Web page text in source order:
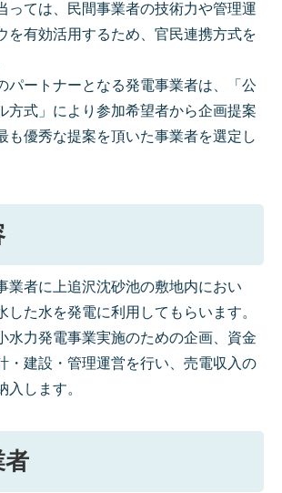
っては、民間事業者の技術力や管理運
を有効活用するため、官民連携方式を
パートナーとなる発電事業者は、「公
方式」により参加希望者から企画提案
も優秀な提案を頂いた事業者を選定し
業者に上追沢沈砂池の敷地内におい
した水を発電に利用してもらいます。
水力発電事業実施のための企画、資金
・建設・管理運営を行い、売電収入の
入します。
者